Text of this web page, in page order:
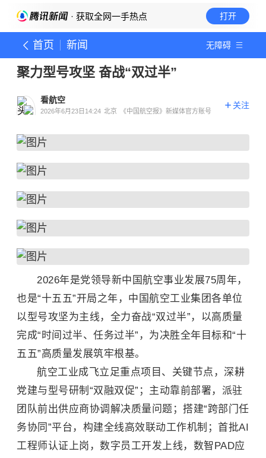
· 获取全网一手热点 打开
首页 新闻 无障碍
聚力型号攻坚 奋战“双过半”
看航空
2026年6月23日14:24 北京 《中国航空报》新媒体官方账号
关注
2026年是党领导新中国航空事业发展75周年，
也是“十五五”开局之年，中国航空工业集团各单位
以型号攻坚为主线，全力奋战“双过半”，以高质量
完成“时间过半、任务过半”，为决胜全年目标和“十
五五”高质量发展筑牢根基。
航空工业成飞立足重点项目、关键节点，深耕
党建与型号研制“双融双促”；主动靠前部署，派驻
团队前出供应商协调解决质量问题；搭建“跨部门任
务协同”平台，构建全线高效联动工作机制；首批AI
工程师认证上岗，数字员工开发上线，数智PAD应